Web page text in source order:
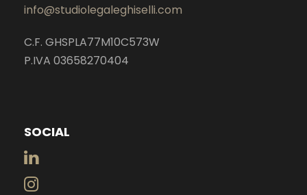
info@studiolegaleghiselli.com
C.F. GHSPLA77M10C573W
P.IVA 03658270404
SOCIAL